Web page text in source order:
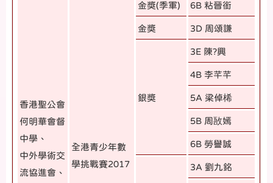
香港聖公會
何明華會督
中學、
中外學術交
流協進會、
全港青少年數
學挑戰賽2017
金獎(季軍) 6B 粘晉銜
金獎 3D 周頌謙
銀獎
3E 陳?興
4B 李芊芊
5A 梁倬桸
5B 周敔嫣
6B 勞譽誠
3A 劉九銘